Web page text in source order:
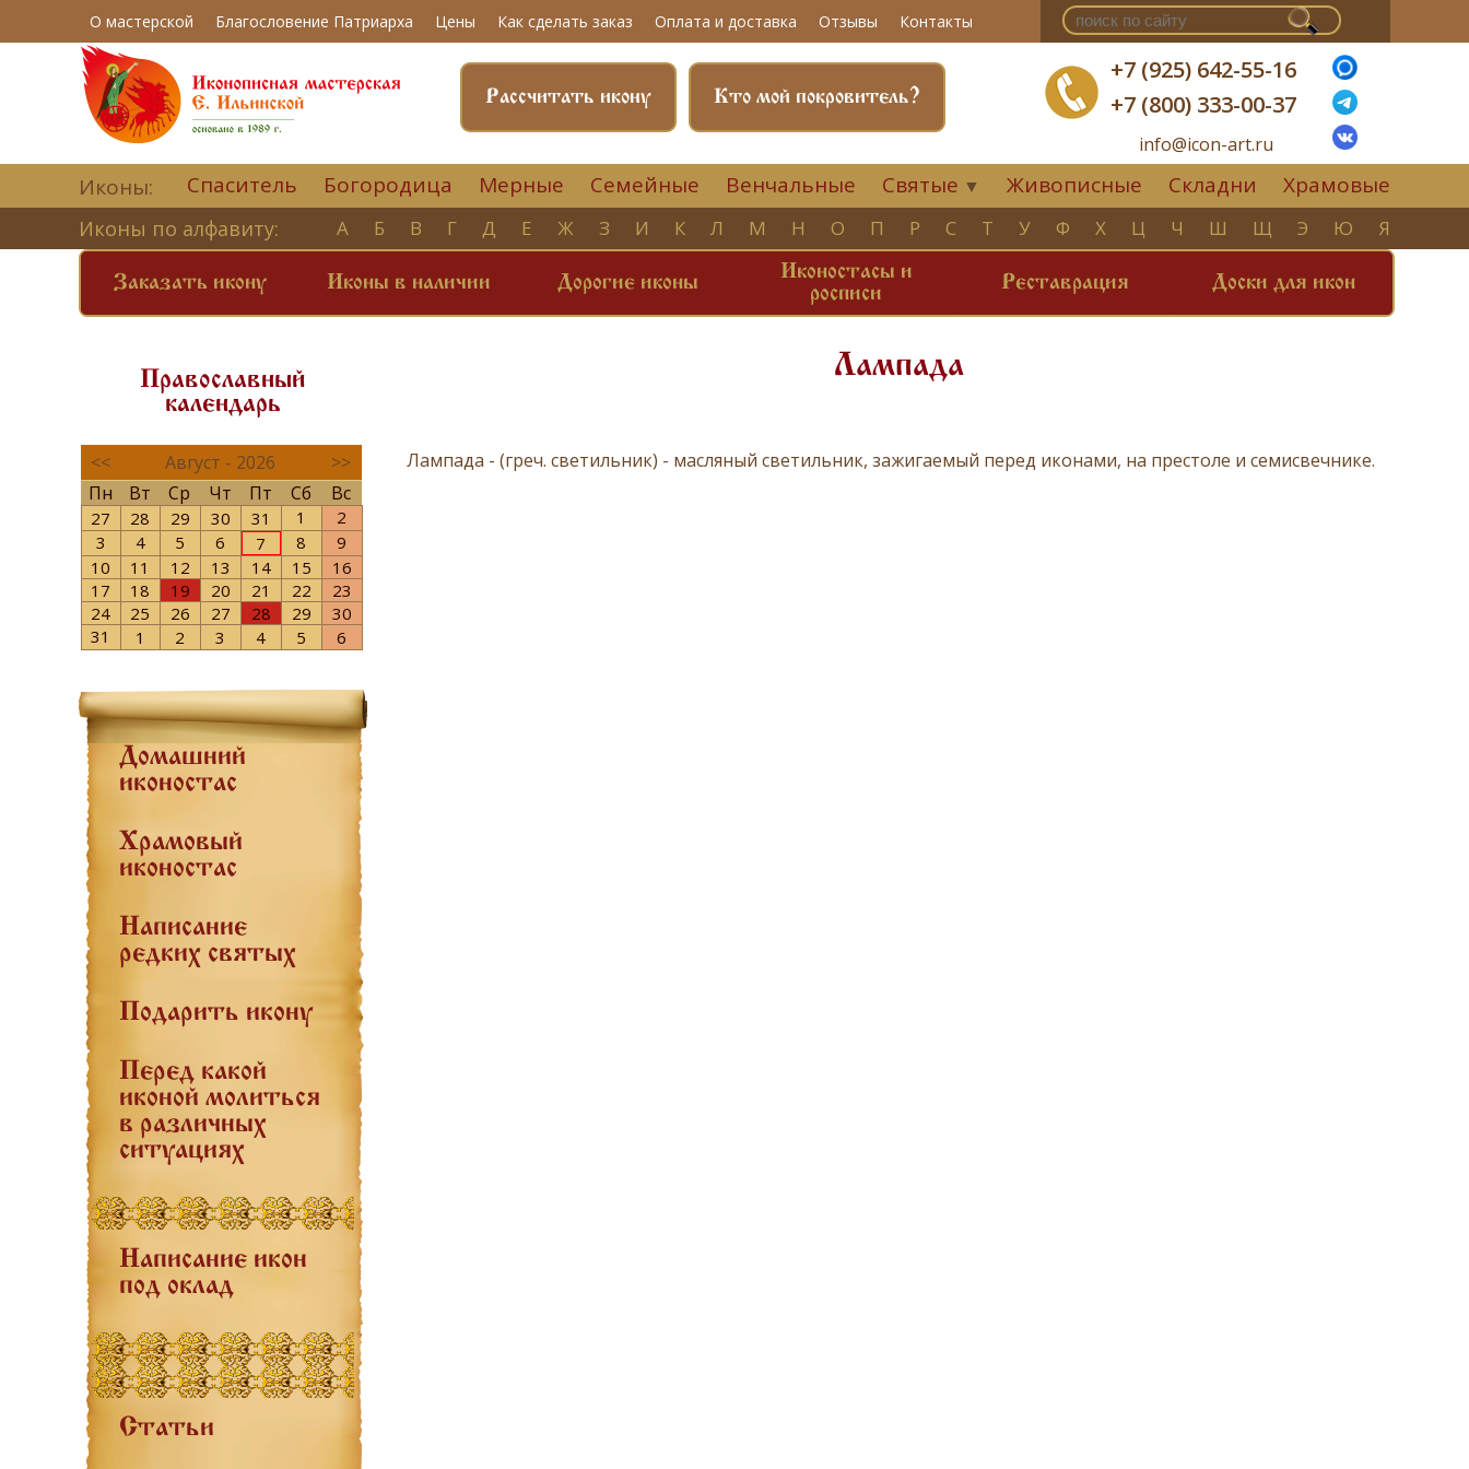
О мастерской Благословение Патриарха Цены Как сделать заказ Оплата и доставка Отзывы Контакты
+7 (925) 642-55-16
+7 (800) 333-00-37
info@icon-art.ru
Кто мой покровитель?
Рассчитать икону
Иконы: Спаситель Богородица Мерные Семейные Венчальные Святые ▼ Живописные Складни Храмовые
Иконы по алфавиту: А Б В Г Д Е Ж З И К Л М Н О П Р С Т У Ф Х Ц Ч Ш Щ Э Ю Я
Заказать икону Иконы в наличии Дорогие иконы
Иконостасы и
росписи
Реставрация Доски для икон
Православный
календарь
<< Август - 2026
>>
Пн
Вт Ср Чт Пт Сб Вс
27 28 29 30 31 1
2
3
4 5 6 7 8
9
10
11 12 13 14 15
16
17
18 19 20 21 22
23
24
25 26 27 28 29
30
31
1 2 3 4 5 6
Домашний
иконостас
Храмовый
иконостас
Написание
редких святых
Подарить икону
Перед какой
иконой молиться
в различных
ситуациях
Написание икон
под оклад
Статьи
Лампада
Лампада - (греч. светильник) - масляный светильник, зажигаемый перед иконами, на престоле и семисвечнике.